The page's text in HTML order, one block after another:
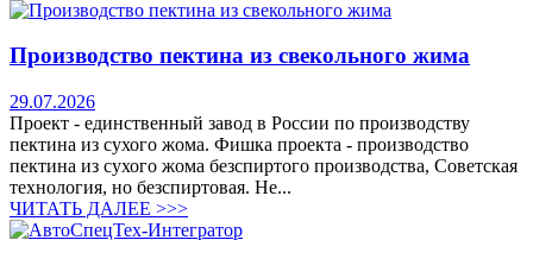
Производство пектина из свекольного жима
29.07.2026
Проект - единственный завод в России по производству
пектина из сухого жома. Фишка проекта - производство
пектина из сухого жома безспиртого производства, Советская
технология, но безспиртовая. Не...
ЧИТАТЬ ДАЛЕЕ >>>